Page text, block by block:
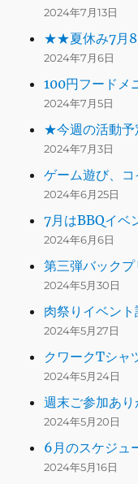
2024年7月13日
★★夏休み7月8
2024年7月6日
100円フードメ
2024年7月5日
★今週の活動予
2024年7月3日
ゲーム遊び、
2024年6月25日
7月はBBQイベ
2024年6月6日
第三弾バック
2024年5月30日
肉祭りイベン
2024年5月27日
クワークTシャ
2024年5月24日
週末ご参加あ
2024年5月20日
6月のスケジュ
2024年5月16日